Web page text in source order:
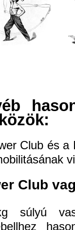
Club és a
Club
súlyú